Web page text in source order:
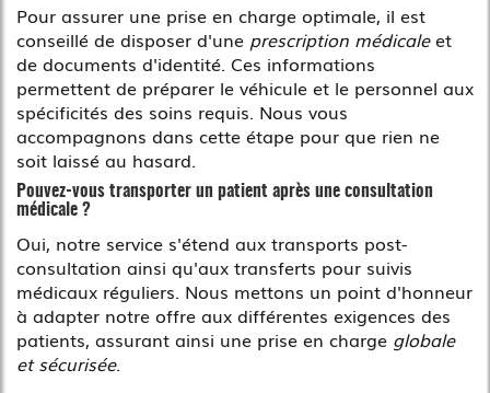
Pour assurer une prise en charge optimale, il est
conseillé de disposer d'une prescription médicaleet
de documents d'identité. Ces informations
permettent de préparer le véhicule et le personnel aux
spécificités des soins requis. Nous vous
accompagnons dans cette étape pour que rien ne
soit laissé au hasard.
Pouvez-vous transporter un patient après une consultation
médicale ?
Oui, notre service s'étend aux transports post-
consultation ainsi qu'aux transferts pour suivis
médicaux réguliers. Nous mettons un point d'honneur
à adapter notre offre aux différentes exigences des
patients, assurant ainsi une prise en charge globale
et sécurisée.